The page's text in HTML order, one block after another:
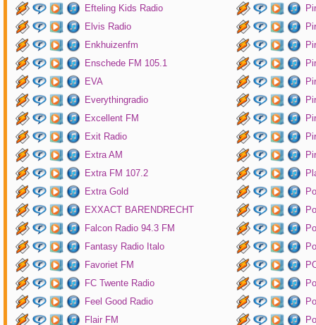
Efteling Kids Radio
Elvis Radio
Enkhuizenfm
Enschede FM 105.1
EVA
Everythingradio
Excellent FM
Exit Radio
Extra AM
Extra FM 107.2
Extra Gold
EXXACT BARENDRECHT
Falcon Radio 94.3 FM
Fantasy Radio Italo
Favoriet FM
FC Twente Radio
Feel Good Radio
Flair FM